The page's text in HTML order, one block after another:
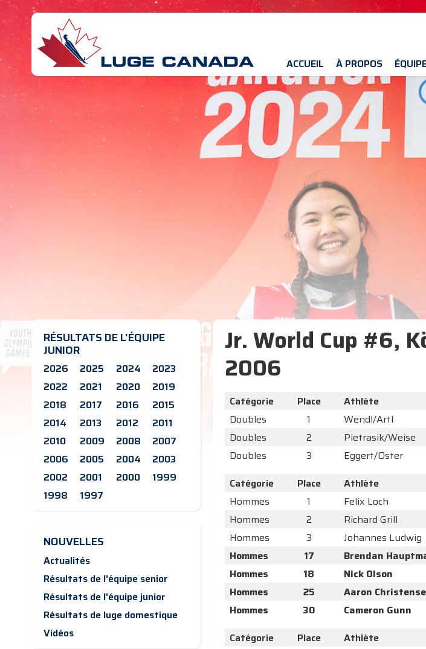
ACCUEIL À PROPOS
RÉSULTATS DE L'ÉQUIPE
JUNIOR
2026 2025 2024
2023
2022
2021 2020
2019
2018
2017 2016
2015
2014
2013 2012
2011
2010
2009 2008
2007
2006
2005 2004
2003
2002
2001 2000
1999
1998
1997
NOUVELLES
Actualités
Résultats de l'équipe senior
Résultats de l'équipe junior
Résultats de luge domestique
Vidéos
Jr. World Cup #6,
2006
Catégorie Place Athlète
Doubles
1 Wendl/Artl
Doubles
2 Pietrasik/Weise
Doubles
3 Eggert/Oster
Catégorie
Place Athlète
Hommes
1 Felix Loch
Hommes
2 Richard Grill
Hommes
3 Johannes Ludwig
Hommes
17 Brendan
Hommes
18 Nick Olson
Hommes
25 Aaron
Hommes
30 Cameron Gunn
Catégorie
Place Athlète